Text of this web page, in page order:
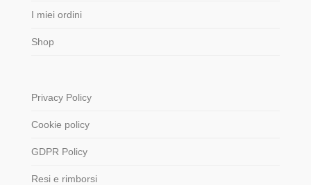
I miei ordini
Shop
Privacy Policy
Cookie policy
GDPR Policy
Resi e rimborsi